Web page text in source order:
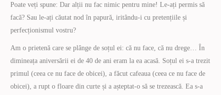
Poate veți spune: Dar alții nu fac nimic pentru mine! Le-ați permis să
facă? Sau le-ați căutat nod în papură, iritându-i cu pretențiile și
perfecționismul vostru?
Am o prietenă care se plânge de soțul ei: că nu face, că nu drege… În
dimineața aniversării ei de 40 de ani eram la ea acasă. Soțul ei s-a trezit
primul (ceea ce nu face de obicei), a făcut cafeaua (ceea ce nu face de
obicei), a rupt o floare din curte și a așteptat-o să se trezească. Ea s-a